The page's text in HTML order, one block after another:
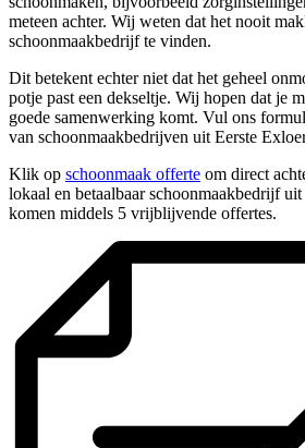
meteen achter. Wij weten dat het nooit
schoonmaakbedrijf te vinden.
Dit betekent echter niet dat het geheel
potje past een dekseltje. Wij hopen dat je
goede samenwerking komt. Vul ons
van schoonmaakbedrijven uit Eerste
Klik op schoonmaak offerte om direct
lokaal en betaalbaar schoonmaakbedrijf
komen middels 5 vrijblijvende offertes.